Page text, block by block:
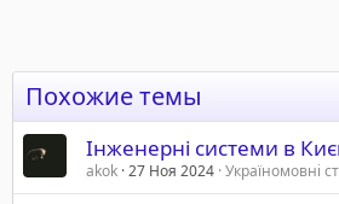
Похожие темы
Інженерні системи в
akok 27 Ноя 2024 Україномовні